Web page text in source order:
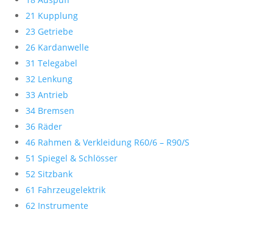
21 Kupplung
23 Getriebe
26 Kardanwelle
31 Telegabel
32 Lenkung
33 Antrieb
34 Bremsen
36 Räder
46 Rahmen & Verkleidung R60/6 – R90/S
51 Spiegel & Schlösser
52 Sitzbank
61 Fahrzeugelektrik
62 Instrumente